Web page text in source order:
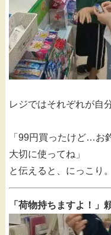
レジではそれぞれが自
「99円買ったけど…お
大切に使ってね」
と伝えると、にっこり。
「荷物持ちますよ！」